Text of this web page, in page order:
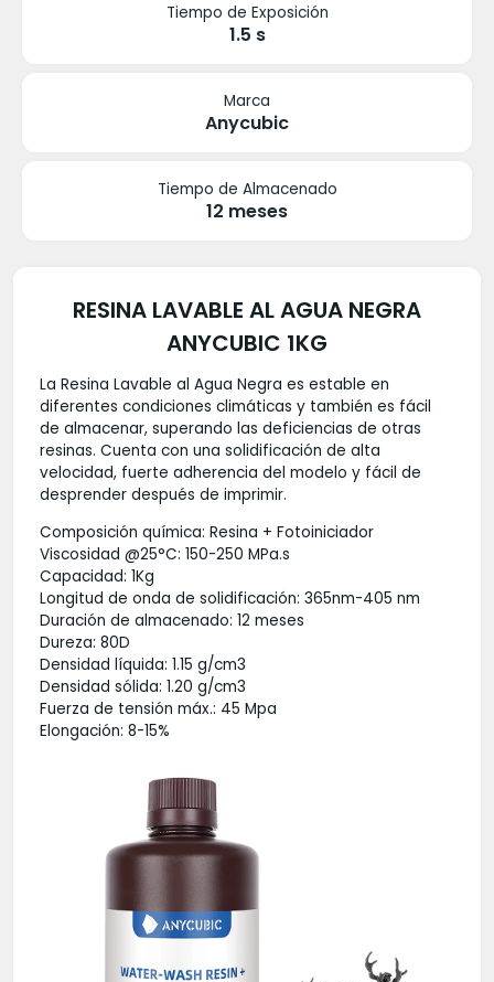
Tiempo de Exposición
1.5 s
Marca
Anycubic
Tiempo de Almacenado
12 meses
RESINA LAVABLE AL AGUA NEGRA
ANYCUBIC 1KG
La Resina Lavable al Agua Negra es estable en
diferentes condiciones climáticas y también es fácil
de almacenar, superando las deficiencias de otras
resinas. Cuenta con una solidificación de alta
velocidad, fuerte adherencia del modelo y fácil de
desprender después de imprimir.
Composición química: Resina + Fotoiniciador
Viscosidad @25°C: 150-250 MPa.s
Capacidad: 1Kg
Longitud de onda de solidificación: 365nm-405 nm
Duración de almacenado: 12 meses
Dureza: 80D
Densidad líquida: 1.15 g/cm3
Densidad sólida: 1.20 g/cm3
Fuerza de tensión máx.: 45 Mpa
Elongación: 8-15%